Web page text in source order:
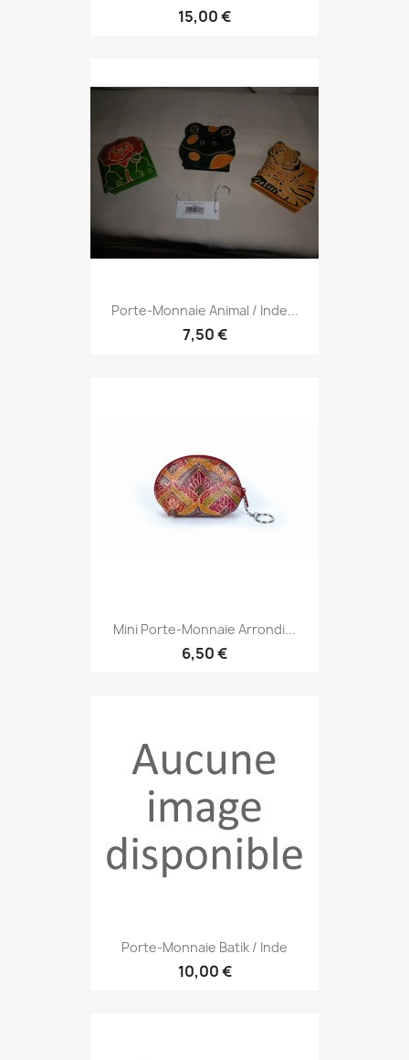
15,00 €
Porte-Monnaie Animal / Inde...
7,50 €
Mini Porte-Monnaie Arrondi...
6,50 €
Porte-Monnaie Batik / Inde
10,00 €